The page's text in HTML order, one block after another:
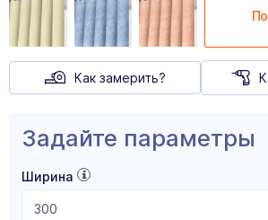
Как замерить?
Задайте параметры
Ширина